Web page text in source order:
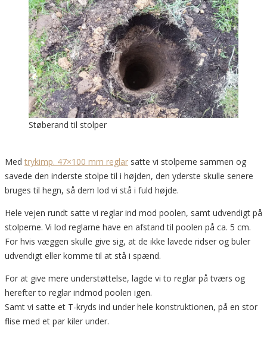
Støberand til stolper
Med trykimp. 47×100 mm reglar satte vi stolperne sammen og
savede den inderste stolpe til i højden, den yderste skulle senere
bruges til hegn, så dem lod vi stå i fuld højde.
Hele vejen rundt satte vi reglar ind mod poolen, samt udvendigt på
stolperne. Vi lod reglarne have en afstand til poolen på ca. 5 cm.
For hvis væggen skulle give sig, at de ikke lavede ridser og buler
udvendigt eller komme til at stå i spænd.
For at give mere understøttelse, lagde vi to reglar på tværs og
herefter to reglar indmod poolen igen.
Samt vi satte et T-kryds ind under hele konstruktionen, på en stor
flise med et par kiler under.